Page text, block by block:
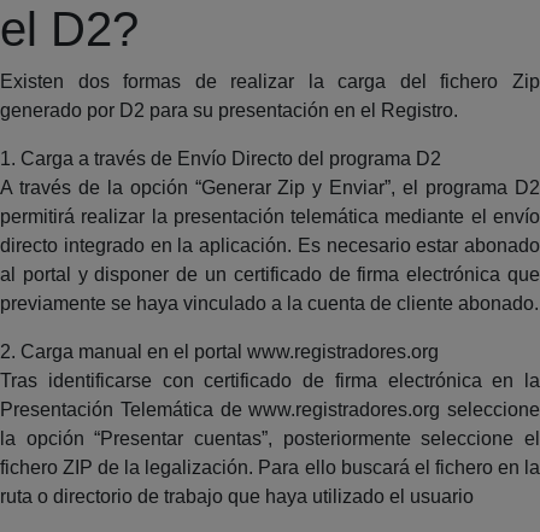
el D2?
Existen dos formas de realizar la carga del fichero Zip
generado por D2 para su presentación en el Registro.
1. Carga a través de Envío Directo del programa D2
A través de la opción “Generar Zip y Enviar”, el programa D2
permitirá realizar la presentación telemática mediante el envío
directo integrado en la aplicación. Es necesario estar abonado
al portal y disponer de un certificado de firma electrónica que
previamente se haya vinculado a la cuenta de cliente abonado.
2. Carga manual en el portal www.registradores.org
Tras identificarse con certificado de firma electrónica en la
Presentación Telemática de www.registradores.org seleccione
la opción “Presentar cuentas”, posteriormente seleccione el
fichero ZIP de la legalización. Para ello buscará el fichero en la
ruta o directorio de trabajo que haya utilizado el usuario